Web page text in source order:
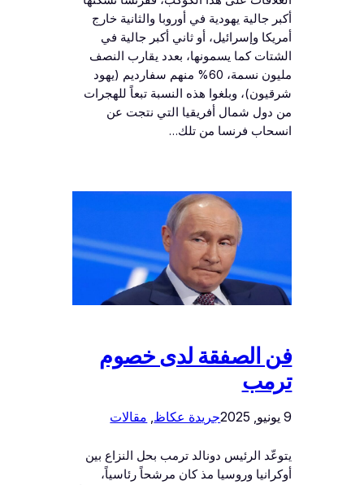
أكبر جالية يهودية في أوروبا والثانية خارج
أمريكا وإسرائيل، أو ثاني أكبر جالية في
الشتات كما يسمونها، بعدد يقارب النصف
مليون نسمة، 60% منهم سفارديم (يهود
شرقيون)، وبلغوا هذه النسبة تبعاً للهجرات
من دول شمال أفريقيا التي نتجت عن
انسحاب فرنسا من تلك…
فن الصفقة لدى خصوم
ترمب
9 يونيو, 2025 جريدة عكاظ, مقالات
يتوعّد الرئيس دونالد ترمب بحل النزاع بين
أوكرانيا وروسيا مذ كان مرشحاً رئاسياً،